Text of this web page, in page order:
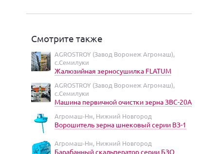
Смотрите также
AGROSTROY (Завод Воронеж Агромаш),
с.Семилуки
Жалюзийная зерносушилка FLATUM
AGROSTROY (Завод Воронеж Агромаш),
с.Семилуки
Машина первичной очистки зерна ЗВС-20А
Агромаш-Нн, Нижний Новгород
Ворошитель зерна шнековый серии ВЗ-1
Агромаш-Нн, Нижний Новгород
Барабанный скальператор серии БЗО